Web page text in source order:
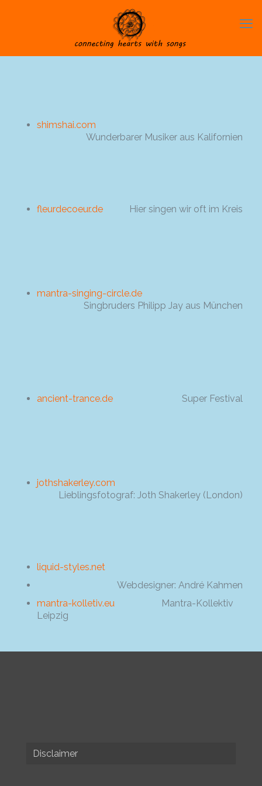
shimshai.com
Wunderbarer Musiker aus Kalifornien
fleurdecoeur.de Hier singen wir oft im Kreis
mantra-singing-circle.de
Singbruders Philipp Jay aus München
ancient-trance.de Super Festival
jothshakerley.com
Lieblingsfotograf: Joth Shakerley (London)
liquid-styles.net
Webdesigner: André Kahmen
mantra-kolletiv.eu Mantra-Kollektiv
Leipzig
Disclaimer